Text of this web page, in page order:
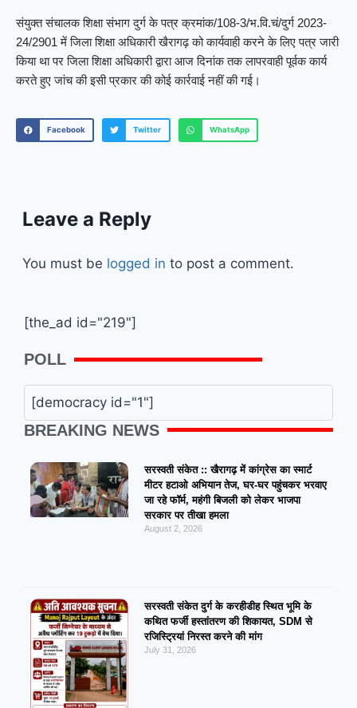
संयुक्त संचालक शिक्षा संभाग दुर्ग के पत्र क्रमांक/108-3/भ.वि.चं/दुर्ग 2023-
24/2901 में जिला शिक्षा अधिकारी खैरागढ़ को कार्यवाही करने के लिए पत्र जारी
किया था पर जिला शिक्षा अधिकारी द्वारा आज दिनांक तक लापरवाही पूर्वक कार्य
करते हुए जांच की इसी प्रकार की कोई कार्रवाई नहीं की गई।
Facebook Twitter WhatsApp
Leave a Reply
You must be logged in to post a comment.
[the_ad id="219"]
POLL
[democracy id="1"]
BREAKING NEWS
सरस्वती संकेत :: खैरागढ़ में कांग्रेस का स्मार्ट
मीटर हटाओ अभियान तेज, घर-घर पहुंचकर भरवाए
जा रहे फॉर्म, महंगी बिजली को लेकर भाजपा
सरकार पर तीखा हमला
August 2, 2026
सरस्वती संकेत दुर्ग के करहीडीह स्थित भूमि के
कथित फर्जी हस्तांतरण की शिकायत, SDM से
रजिस्ट्रियां निरस्त करने की मांग
July 31, 2026